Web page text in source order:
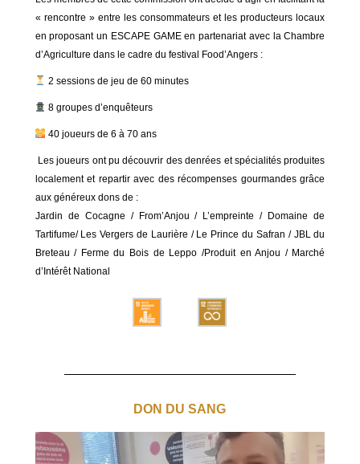
« rencontre » entre les consommateurs et les producteurs locaux
en proposant un ESCAPE GAME en partenariat avec la Chambre
d’Agriculture dans le cadre du festival Food’Angers :
2 sessions de jeu de 60 minutes
8 groupes d’enquêteurs
40 joueurs de 6 à 70 ans
Les joueurs ont pu découvrir des denrées et spécialités produites
localement et repartir avec des récompenses gourmandes grâce
aux généreux dons de :
Jardin de Cocagne / From’Anjou / L’empreinte / Domaine de
Tartifume/ Les Vergers de Laurière / Le Prince du Safran / JBL du
Breteau / Ferme du Bois de Leppo /Produit en Anjou / Marché
d’Intérêt National
DON DU SANG